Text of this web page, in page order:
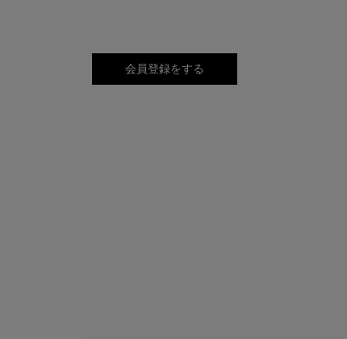
会員登録をする